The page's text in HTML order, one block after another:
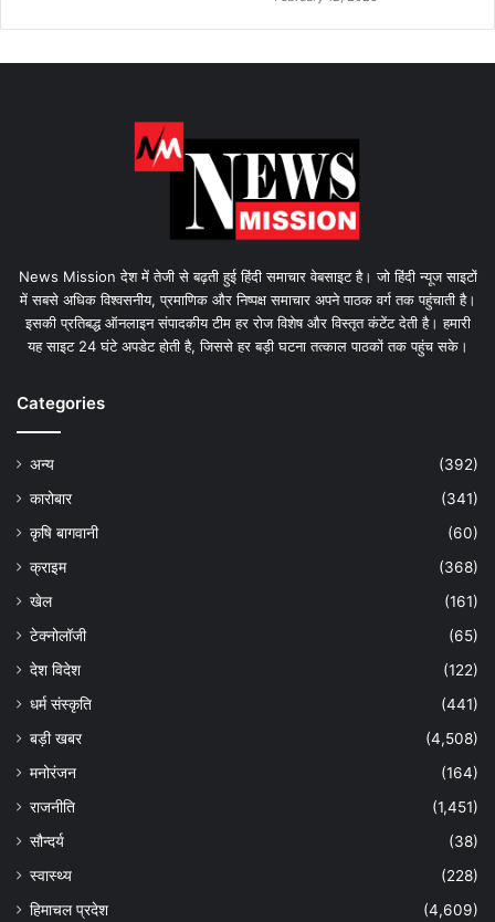
News Mission देश में तेजी से बढ़ती हुई हिंदी समाचार वेबसाइट है। जो हिंदी न्यूज साइटों
में सबसे अधिक विश्वसनीय, प्रमाणिक और निष्पक्ष समाचार अपने पाठक वर्ग तक पहुंचाती है।
इसकी प्रतिबद्ध ऑनलाइन संपादकीय टीम हर रोज विशेष और विस्तृत कंटेंट देती है। हमारी
यह साइट 24 घंटे अपडेट होती है, जिससे हर बड़ी घटना तत्काल पाठकों तक पहुंच सके।
Categories
अन्य
(392)
कारोबार
(341)
कृषि बागवानी
(60)
क्राइम
(368)
खेल
(161)
टेक्नोलॉजी
(65)
देश विदेश
(122)
धर्म संस्कृति
(441)
बड़ी खबर
(4,508)
मनोरंजन
(164)
राजनीति
(1,451)
सौन्दर्य
(38)
स्वास्थ्य
(228)
हिमाचल प्रदेश
(4,609)